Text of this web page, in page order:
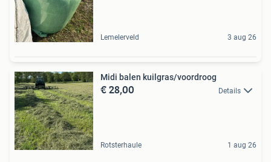
Lemelerveld 3 aug 26
Midi balen kuilgras/voordroog
€ 28,00 Details
Rotsterhaule 1 aug 26